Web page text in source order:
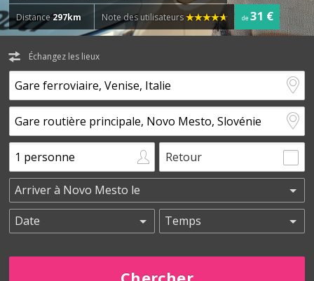
Distance297km Note des utilisateurs de 31 €
Échangez les lieux
Retour